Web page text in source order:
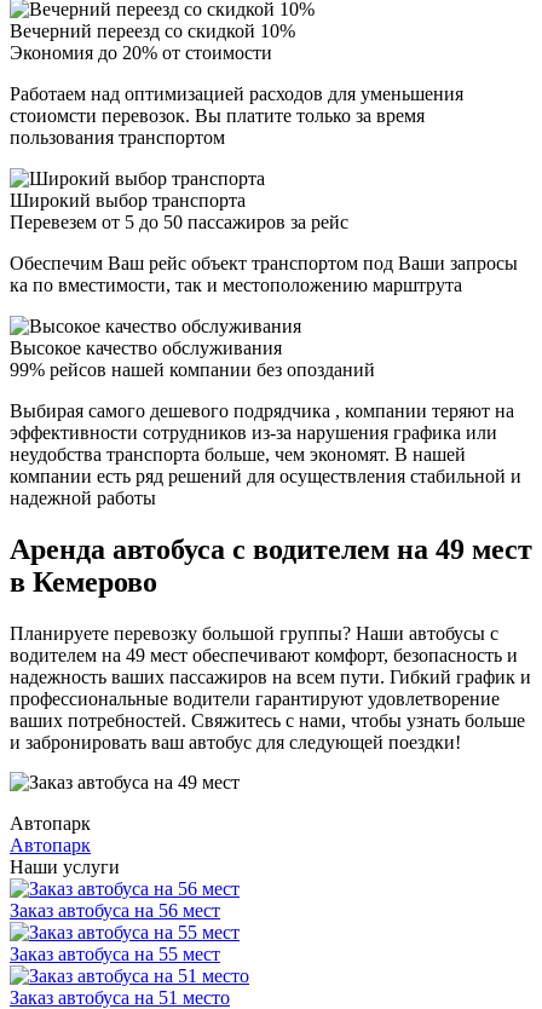
Вечерний переезд со скидкой 10%
Экономия до 20% от стоимости
Работаем над оптимизацией расходов для уменьшения
стоиомсти перевозок. Вы платите только за время
пользования транспортом
Широкий выбор транспорта
Перевезем от 5 до 50 пассажиров за рейс
Обеспечим Ваш рейс объект транспортом под Ваши запросы
ка по вместимости, так и местоположению марштрута
Высокое качество обслуживания
99% рейсов нашей компании без опозданий
Выбирая самого дешевого подрядчика , компании теряют на
эффективности сотрудников из-за нарушения графика или
неудобства транспорта больше, чем экономят. В нашей
компании есть ряд решений для осуществления стабильной и
надежной работы
Аренда автобуса с водителем на 49 мест
в Кемерово
Планируете перевозку большой группы? Наши автобусы с
водителем на 49 мест обеспечивают комфорт, безопасность и
надежность ваших пассажиров на всем пути. Гибкий график и
профессиональные водители гарантируют удовлетворение
ваших потребностей. Свяжитесь с нами, чтобы узнать больше
и забронировать ваш автобус для следующей поездки!
Автопарк
Автопарк
Наши услуги
Заказ автобуса на 56 мест
Заказ автобуса на 55 мест
Заказ автобуса на 51 место